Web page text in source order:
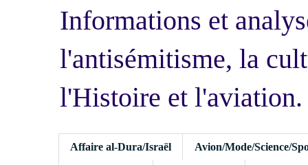
Informations et
l'antisémitisme, la
l'Histoire et l'aviation.
Affaire al-Dura/Israël Avion/Mode/Science/